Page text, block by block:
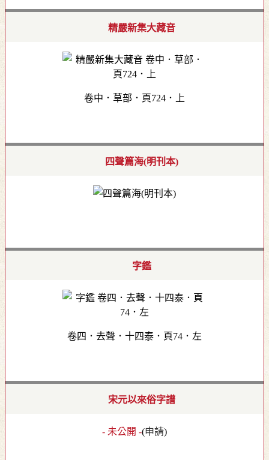
精嚴新集大藏音
卷中．草部．頁724．上
四聲篇海(明刊本)
字鑑
卷四．去聲．十四泰．頁74．左
宋元以來俗字譜
- 未公開 -(申請)